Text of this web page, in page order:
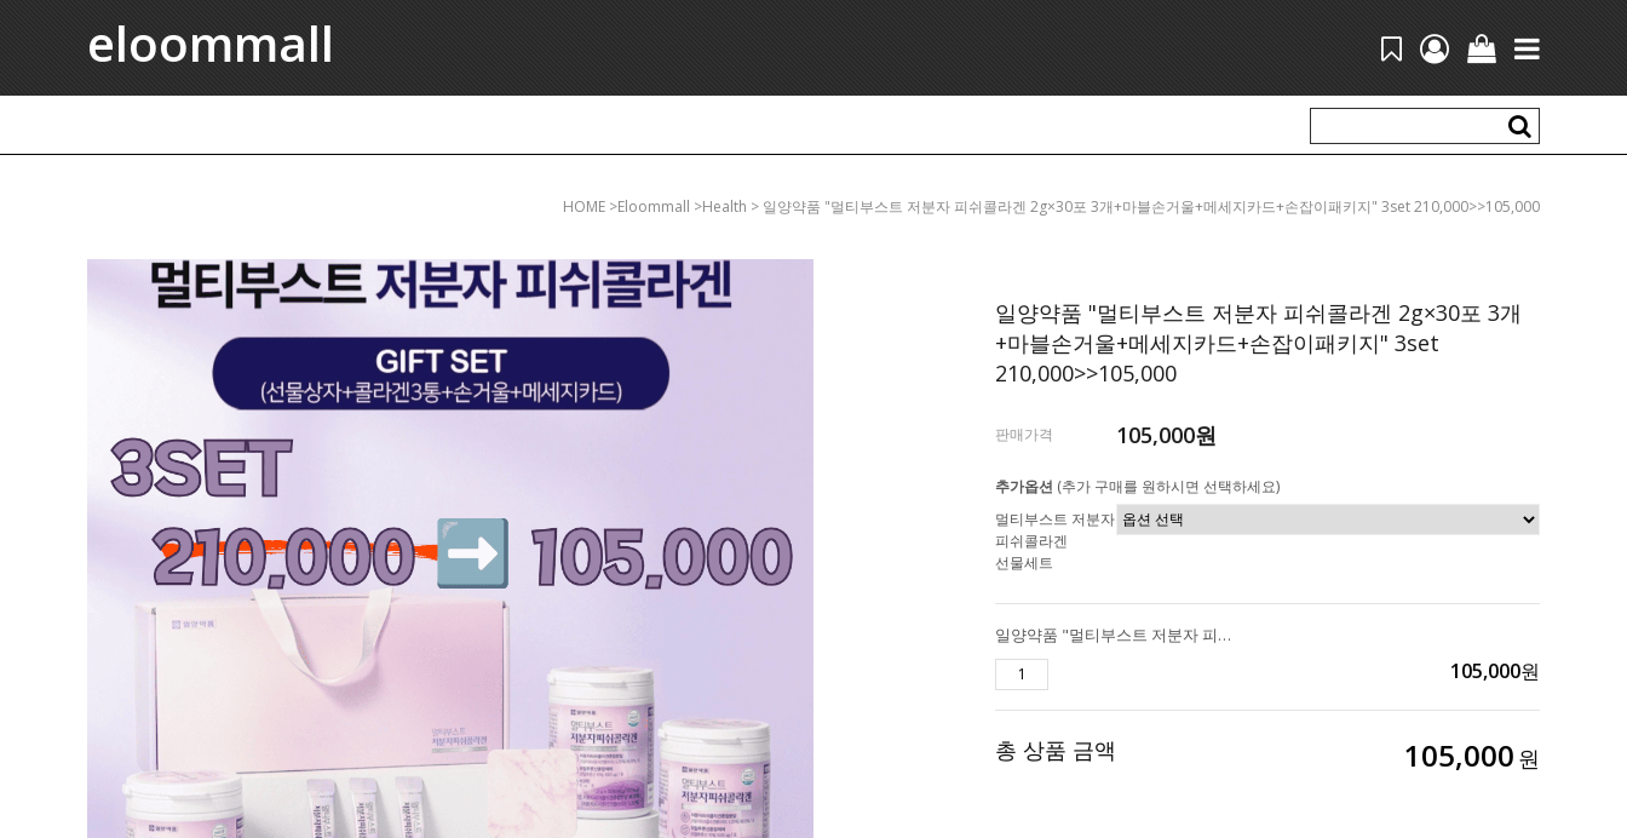
eloommall
HOME >eloommall >health > 일양약품 "멀티부스트 저분자 피쉬콜라겐 2g×30포 3개+마블손거울+메세지카드+손잡이패키지" 3set 210,000>>105,000
일양약품 "멀티부스트 저분자 피쉬콜라겐 2g×30포 3개
+마블손거울+메세지카드+손잡이패키지" 3set
210,000>>105,000
판매가격 105,000원
추가옵션 (추가 구매를 원하시면 선택하세요)
멀티부스트 저분자
피쉬콜라겐
선물세트
일양약품 "멀티부스트 저분자 피쉬콜라겐 2g×30포 3개+마블손거울+메세지카드+손잡이패키지" 3set 210,000>>105,000
105,000원
총 상품 금액 105,000 원